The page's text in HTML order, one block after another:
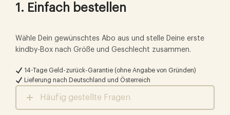
1. Einfach bestellen
Wähle Dein gewünschtes Abo aus und stelle Deine erste
kindby-Box nach Größe und Geschlecht zusammen.
14-Tage Geld-zurück-Garantie (ohne Angabe von Gründen)
Lieferung nach Deutschland und Österreich
Häufig gestellte Fragen